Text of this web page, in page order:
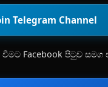
Telegram Channel
Facebook පිටුව සමග